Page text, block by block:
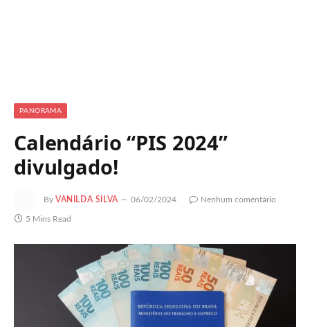
PANORAMA
Calendário “PIS 2024”
divulgado!
By VANILDA SILVA 06/02/2024 Nenhum comentário
5 Mins Read